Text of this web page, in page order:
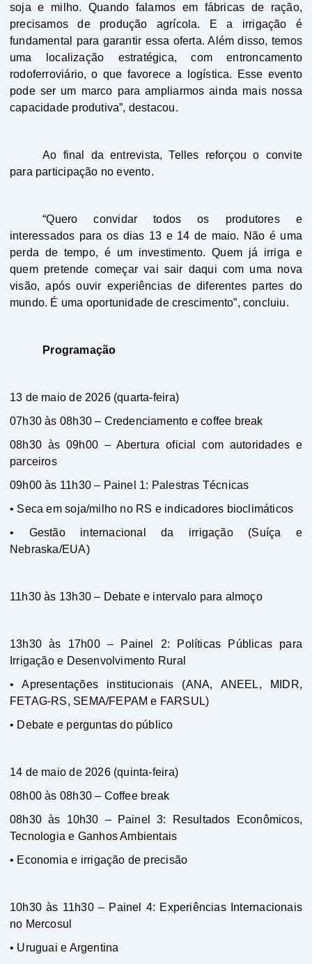
soja e milho. Quando falamos em fábricas de ração,
precisamos de produção agrícola. E a irrigação é
fundamental para garantir essa oferta. Além disso, temos
uma localização estratégica, com entroncamento
rodoferroviário, o que favorece a logística. Esse evento
pode ser um marco para ampliarmos ainda mais nossa
capacidade produtiva”, destacou.
Ao final da entrevista, Telles reforçou o convite
para participação no evento.
“Quero convidar todos os produtores e
interessados para os dias 13 e 14 de maio. Não é uma
perda de tempo, é um investimento. Quem já irriga e
quem pretende começar vai sair daqui com uma nova
visão, após ouvir experiências de diferentes partes do
mundo. É uma oportunidade de crescimento”, concluiu.
Programação
13 de maio de 2026 (quarta-feira)
07h30 às 08h30 – Credenciamento e coffee break
08h30 às 09h00 – Abertura oficial com autoridades e
parceiros
09h00 às 11h30 – Painel 1: Palestras Técnicas
• Seca em soja/milho no RS e indicadores bioclimáticos
• Gestão internacional da irrigação (Suíça e
Nebraska/EUA)
11h30 às 13h30 – Debate e intervalo para almoço
13h30 às 17h00 – Painel 2: Políticas Públicas para
Irrigação e Desenvolvimento Rural
• Apresentações institucionais (ANA, ANEEL, MIDR,
FETAG-RS, SEMA/FEPAM e FARSUL)
• Debate e perguntas do público
14 de maio de 2026 (quinta-feira)
08h00 às 08h30 – Coffee break
08h30 às 10h30 – Painel 3: Resultados Econômicos,
Tecnologia e Ganhos Ambientais
• Economia e irrigação de precisão
10h30 às 11h30 – Painel 4: Experiências Internacionais
no Mercosul
• Uruguai e Argentina